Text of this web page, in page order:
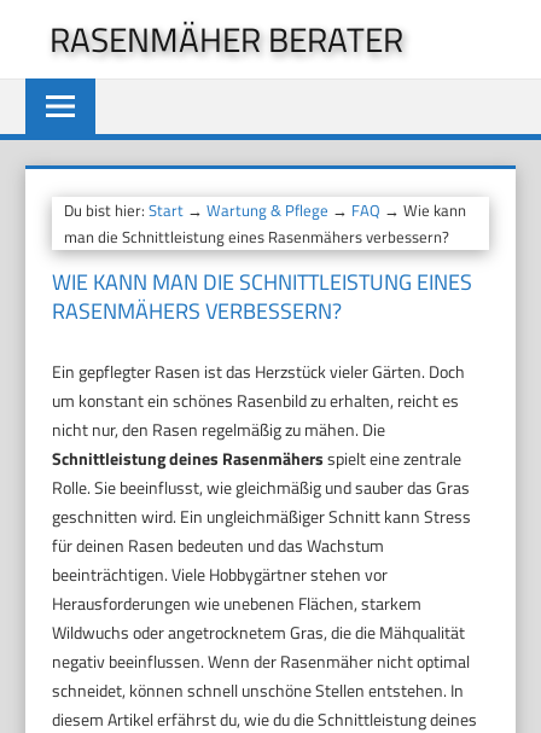
springen
RASENMÄHER BERATER
Du bist hier:Start →Wartung & Pflege → FAQ → Wie kann
man die Schnittleistung eines Rasenmähers verbessern?
WIE KANN MAN DIE SCHNITTLEISTUNG EINES
RASENMÄHERS VERBESSERN?
Ein gepflegter Rasen ist das Herzstück vieler Gärten. Doch
um konstant ein schönes Rasenbild zu erhalten, reicht es
nicht nur, den Rasen regelmäßig zu mähen. Die
Schnittleistung deines Rasenmähersspielt eine zentrale
Rolle. Sie beeinflusst, wie gleichmäßig und sauber das Gras
geschnitten wird. Ein ungleichmäßiger Schnitt kann Stress
für deinen Rasen bedeuten und das Wachstum
beeinträchtigen. Viele Hobbygärtner stehen vor
Herausforderungen wie unebenen Flächen, starkem
Wildwuchs oder angetrocknetem Gras, die die Mähqualität
negativ beeinflussen. Wenn der Rasenmäher nicht optimal
schneidet, können schnell unschöne Stellen entstehen. In
diesem Artikel erfährst du, wie du die Schnittleistung deines